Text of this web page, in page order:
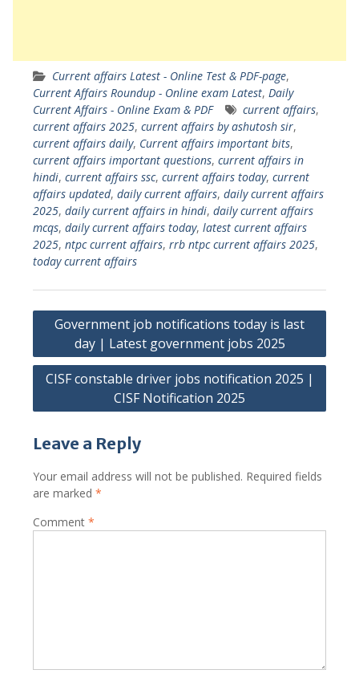
Current affairs Latest - Online Test & PDF-page,
Current Affairs Roundup - Online exam Latest, Daily
Current Affairs - Online Exam & PDF
current affairs,
current affairs 2025, current affairs by ashutosh sir,
current affairs daily, Current affairs important bits,
current affairs important questions, current affairs in
hindi, current affairs ssc, current affairs today, current
affairs updated, daily current affairs, daily current affairs
2025, daily current affairs in hindi, daily current affairs
mcqs, daily current affairs today, latest current affairs
2025, ntpc current affairs, rrb ntpc current affairs 2025,
today current affairs
Post
navigation
Government job notifications today is last
day | Latest government jobs 2025
CISF constable driver jobs notification 2025 |
CISF Notification 2025
Leave a Reply
Your email address will not be published. Required fields
are marked *
Comment *